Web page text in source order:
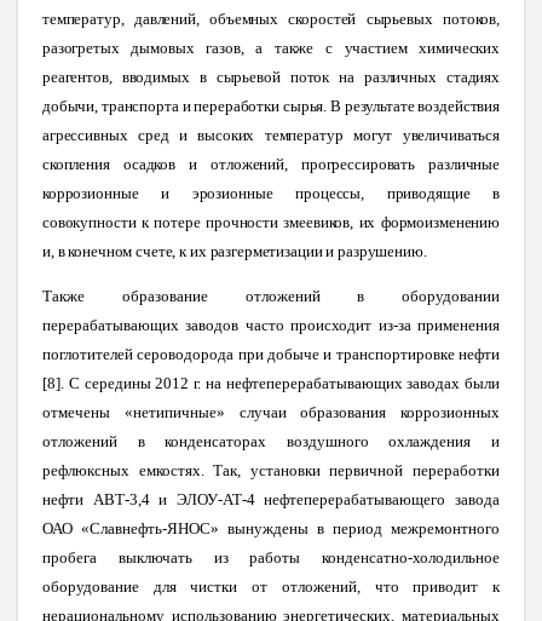
температур, давлений, объемных скоростей сырьевых потоков,
разогретых дымовых газов, а также с участием химических
реагентов, вводимых в сырьевой поток на различных стадиях
добычи, транспорта и переработки сырья. В результате воздействия
агрессивных сред и высоких температур могут увеличиваться
скопления осадков и отложений, прогрессировать различные
коррозионные и эрозионные процессы, приводящие в
совокупности к потере прочности змеевиков, их формоизменению
и, в конечном счете, к их разгерметизации и разрушению.
Также образование отложений в оборудовании
перерабатывающих заводов часто происходит из-за применения
поглотителей сероводорода при добыче и транспортировке нефти
[8]. С середины 2012 г. на нефтеперерабатывающих заводах были
отмечены «нетипичные» случаи образования коррозионных
отложений в конденсаторах воздушного охлаждения и
рефлюксных емкостях. Так, установки первичной переработки
нефти АВТ-3,4 и ЭЛОУ-АТ-4 нефтеперерабатывающего завода
ОАО «Славнефть-ЯНОС» вынуждены в период межремонтного
пробега выключать из работы конденсатно-холодильное
оборудование для чистки от отложений, что приводит к
нерациональному использованию энергетических, материальных